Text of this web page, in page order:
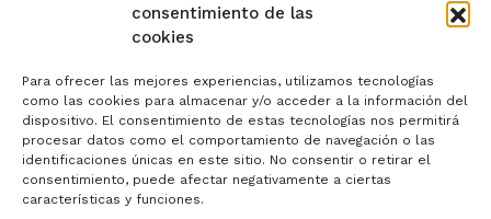
consentimiento de las
cookies
Para ofrecer las mejores experiencias, utilizamos tecnologías
como las cookies para almacenar y/o acceder a la información del
dispositivo. El consentimiento de estas tecnologías nos permitirá
procesar datos como el comportamiento de navegación o las
identificaciones únicas en este sitio. No consentir o retirar el
consentimiento, puede afectar negativamente a ciertas
características y funciones.
Aviso legal
Política de privacidad
Cookies
Colaboradores
Condiciones generales